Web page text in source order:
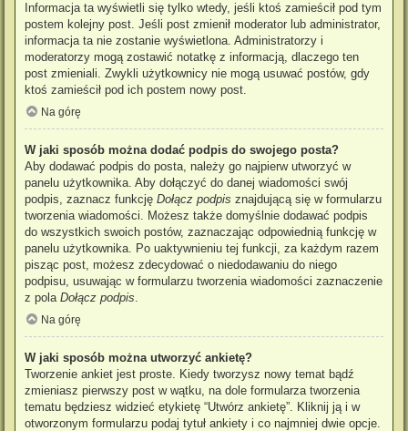
Informacja ta wyświetli się tylko wtedy, jeśli ktoś zamieścił pod tym
postem kolejny post. Jeśli post zmienił moderator lub administrator,
informacja ta nie zostanie wyświetlona. Administratorzy i
moderatorzy mogą zostawić notatkę z informacją, dlaczego ten
post zmieniali. Zwykli użytkownicy nie mogą usuwać postów, gdy
ktoś zamieścił pod ich postem nowy post.
Na górę
W jaki sposób można dodać podpis do swojego posta?
Aby dodawać podpis do posta, należy go najpierw utworzyć w
panelu użytkownika. Aby dołączyć do danej wiadomości swój
podpis, zaznacz funkcję Dołącz podpis znajdującą się w formularzu
tworzenia wiadomości. Możesz także domyślnie dodawać podpis
do wszystkich swoich postów, zaznaczając odpowiednią funkcję w
panelu użytkownika. Po uaktywnieniu tej funkcji, za każdym razem
pisząc post, możesz zdecydować o niedodawaniu do niego
podpisu, usuwając w formularzu tworzenia wiadomości zaznaczenie
z pola Dołącz podpis.
Na górę
W jaki sposób można utworzyć ankietę?
Tworzenie ankiet jest proste. Kiedy tworzysz nowy temat bądź
zmieniasz pierwszy post w wątku, na dole formularza tworzenia
tematu będziesz widzieć etykietę “Utwórz ankietę”. Kliknij ją i w
otworzonym formularzu podaj tytuł ankiety i co najmniej dwie opcje.